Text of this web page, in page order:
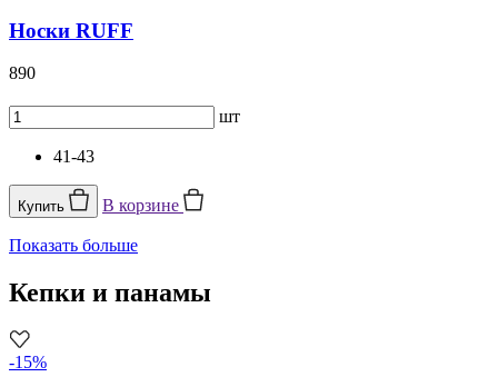
Носки RUFF
890
шт
41-43
Купить В корзине
Показать больше
Кепки и панамы
-15%